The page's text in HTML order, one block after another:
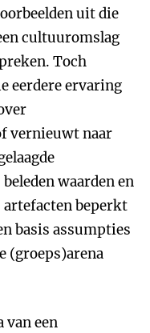
uit die
cultuuromslag
Toch
eerdere ervaring
vernieuwt naar
waarden en
beperkt
basis assumpties
(groeps)arena
van een